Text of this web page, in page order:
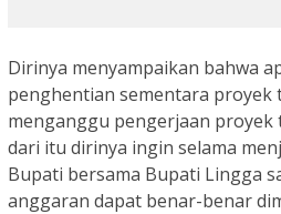
Dirinya menyampaikan bahwa
penghentian sementara
menganggu pengerjaan
dari itu dirinya ingin selama
Bupati bersama Bupati Lingga
anggaran dapat benar-benar